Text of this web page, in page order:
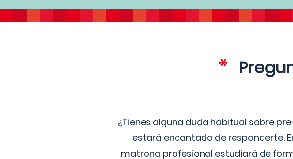
¿Tienes alguna duda habitual sobre
estará encantado de responderte.
matrona profesional estudiará de